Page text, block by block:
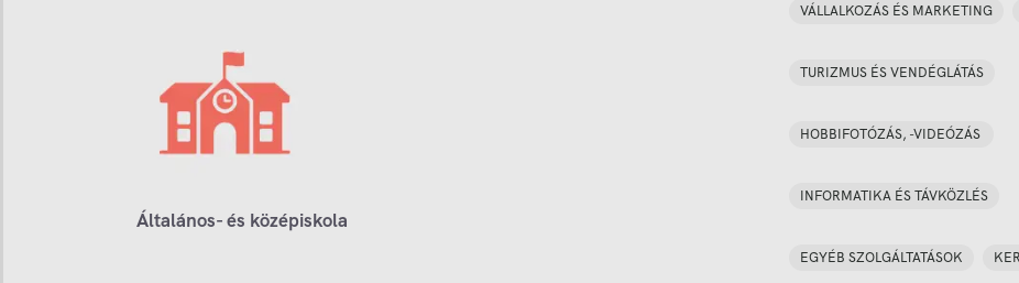
Általános- és középiskola
VÁLLALKOZÁS ÉS MARKETING
TURIZMUS ÉS VENDÉGLÁTÁS
HOBBIFOTÓZÁS, -VIDEÓZÁS
INFORMATIKA ÉS TÁVKÖZLÉS
EGYÉB SZOLGÁLTATÁSOK